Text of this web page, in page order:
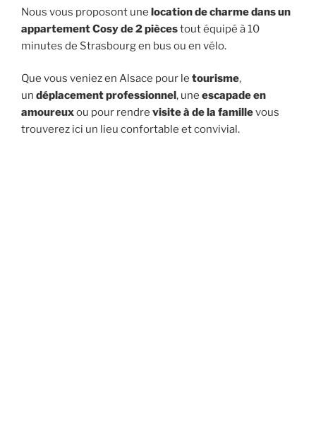
Nous vous proposont une location de charme dans un
appartement Cosy de 2 piècestout équipé à 10
minutes de Strasbourg en bus ou en vélo.
Que vous veniez en Alsace pour le tourisme,
un déplacement professionnel, une escapade en
amoureuxou pour rendre visite à de la famillevous
trouverez ici un lieu confortable et convivial.